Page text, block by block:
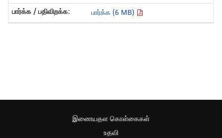
பார்க்க (6 MB)
இணையதள கொள்கைகள்
உதவி